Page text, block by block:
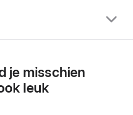
je misschien
leuk